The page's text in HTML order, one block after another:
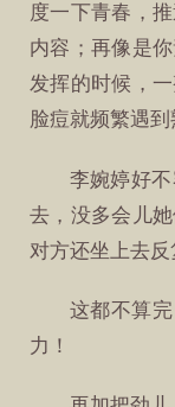
度一下青春，
内容；再像是
发挥的时候，
脸痘就频繁遇到
李婉婷好
去，没多会儿
对方还坐上去反
这都不算
力！